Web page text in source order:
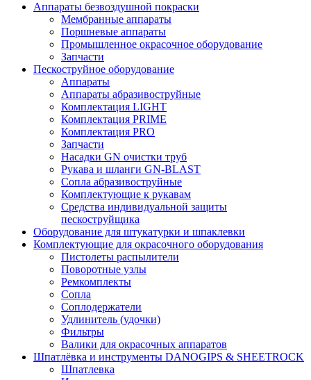
Аппараты безвоздушной покраски
Мембранные аппараты
Поршневые аппараты
Промышленное окрасочное оборудование
Запчасти
Пескоструйное оборудование
Аппараты
Аппараты абразивоструйные
Комплектация LIGHT
Комплектация PRIME
Комплектация PRO
Запчасти
Насадки GN очистки труб
Рукава и шланги GN-BLAST
Сопла абразивоструйные
Комплектующие к рукавам
Средства индивидуальной защиты
пескоструйщика
Оборудование для штукатурки и шпаклевки
Комплектующие для окрасочного оборудования
Пистолеты распылители
Поворотные узлы
Ремкомплекты
Сопла
Соплодержатели
Удлинитель (удочки)
Фильтры
Валики для окрасочных аппаратов
Шпатлёвка и инструменты DANOGIPS & SHEETROCK
Шпатлевка